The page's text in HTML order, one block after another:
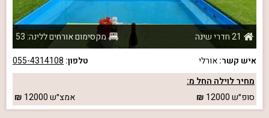
21 חדרי שינה
מקסימום אורחים ללינה: 53
איש קשר:אורלי טלפון: 055-4314108
מחיר לוילה החל מ:
סופ״ש12000 אמצ״ש12000